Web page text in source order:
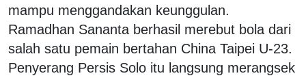
mampu menggandakan keunggulan.
Ramadhan Sananta berhasil merebut bola dari
salah satu pemain bertahan China Taipei U-23.
Penyerang Persis Solo itu langsung merangsek